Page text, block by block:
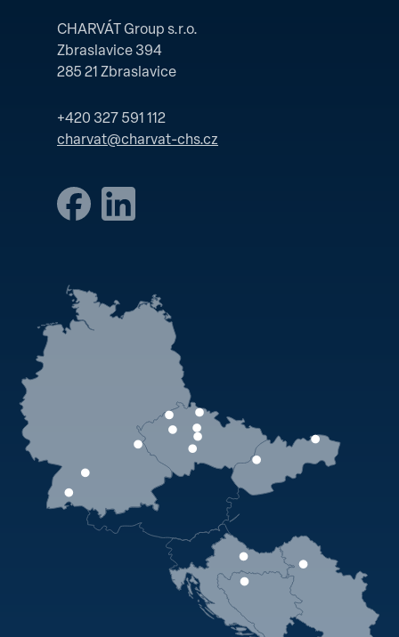
CHARVÁT Group s.r.o.
Zbraslavice 394
285 21 Zbraslavice
+420 327 591 112
charvat@charvat-chs.cz